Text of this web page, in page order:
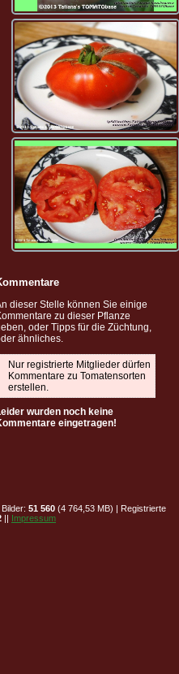
dieser Stelle können Sie einige
zu dieser Pflanze
oder Tipps für die Züchtung,
ähnliches.
Nur registrierte Mitglieder dürfen
Kommentare zu Tomatensorten
erstellen.
wurden noch keine
eingetragen!
51 560(4 764,53 MB) | Registrierte
|| Impressum